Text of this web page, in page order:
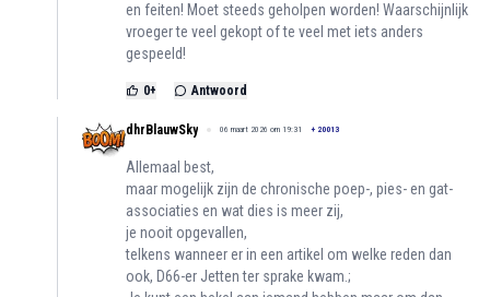
en feiten! Moet steeds geholpen worden! Waarschijnlijk
vroeger te veel gekopt of te veel met iets anders
gespeeld!
0+ Antwoord
dhrBlauwSky 06 maart 2026 om 19:31 + 20013
Allemaal best,
maar mogelijk zijn de chronische poep-, pies- en gat-
associaties en wat dies is meer zij,
je nooit opgevallen,
telkens wanneer er in een artikel om welke reden dan
ook, D66-er Jetten ter sprake kwam.;